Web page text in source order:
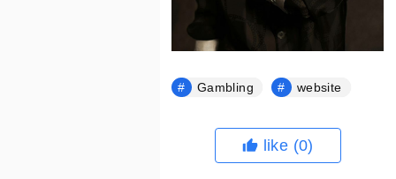
Gambling website
like (0)